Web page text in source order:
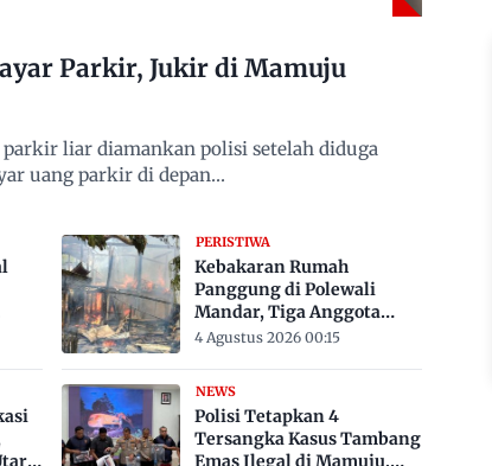
Parkir, Jukir di Mamuju
liar diamankan polisi setelah diduga
uang parkir di depan…
PERISTIWA
Kebakaran Rumah
Panggung di Polewali
Mandar, Tiga Anggota
Keluarga Tewas Terjebak
4 Agustus 2026 00:15
NEWS
Polisi Tetapkan 4
Tersangka Kasus Tambang
Emas Ilegal di Mamuju,